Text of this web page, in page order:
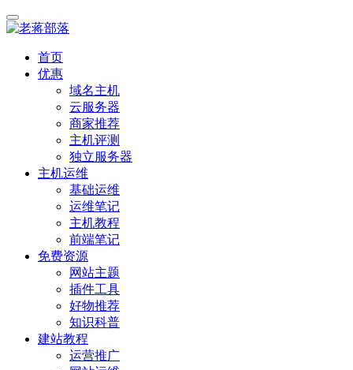
首页
优惠
域名主机
云服务器
商家推荐
主机评测
独立服务器
主机运维
基础运维
运维笔记
主机教程
前端笔记
免费资源
网站主题
插件工具
好物推荐
知识科普
建站教程
运营推广